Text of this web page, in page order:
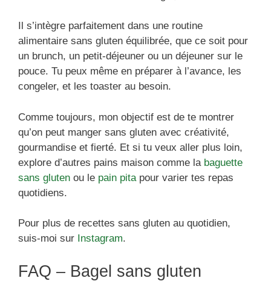
Il s’intègre parfaitement dans une routine
alimentaire sans gluten équilibrée, que ce soit pour
un brunch, un petit-déjeuner ou un déjeuner sur le
pouce. Tu peux même en préparer à l’avance, les
congeler, et les toaster au besoin.
Comme toujours, mon objectif est de te montrer
qu’on peut manger sans gluten avec créativité,
gourmandise et fierté. Et si tu veux aller plus loin,
explore d’autres pains maison comme la baguette
sans gluten ou le pain pita pour varier tes repas
quotidiens.
Pour plus de recettes sans gluten au quotidien,
suis-moi sur Instagram.
FAQ – Bagel sans gluten